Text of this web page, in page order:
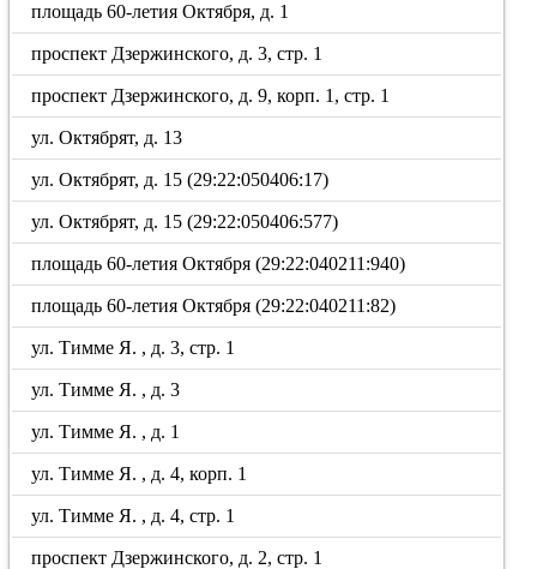
площадь 60-летия Октября, д. 1
проспект Дзержинского, д. 3, стр. 1
проспект Дзержинского, д. 9, корп. 1, стр. 1
ул. Октябрят, д. 13
ул. Октябрят, д. 15 (29:22:050406:17)
ул. Октябрят, д. 15 (29:22:050406:577)
площадь 60-летия Октября (29:22:040211:940)
площадь 60-летия Октября (29:22:040211:82)
ул. Тимме Я. , д. 3, стр. 1
ул. Тимме Я. , д. 3
ул. Тимме Я. , д. 1
ул. Тимме Я. , д. 4, корп. 1
ул. Тимме Я. , д. 4, стр. 1
проспект Дзержинского, д. 2, стр. 1